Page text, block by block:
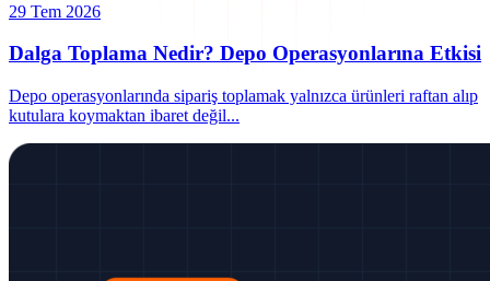
29 Tem 2026
Dalga Toplama Nedir? Depo Operasyonlarına Etkisi
Depo operasyonlarında sipariş toplamak yalnızca ürünleri raftan alıp
kutulara koymaktan ibaret değil...